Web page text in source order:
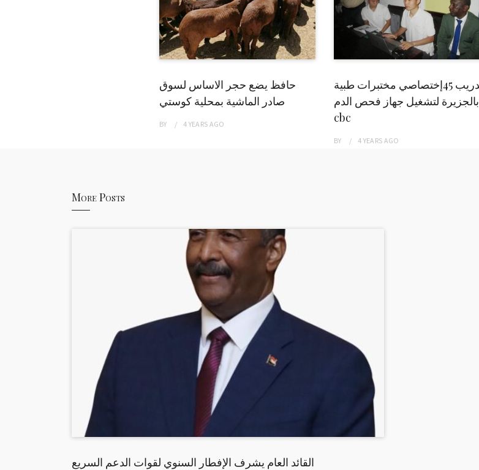
حافظ يضع حجر الاساس لسوق
صادر الماشية بمحلية كوستي
BY 4 YEARS AGO
تدريب 45إختصاصي مختبرات طبية
بالجزيرة لتشغيل جهاز فحص الدم
cbc
BY 4 YEARS AGO
More Posts
القائد العام يشرف الإفطار السنوي لقوات الدعم السريع